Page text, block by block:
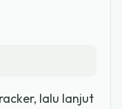
lalu lanjut